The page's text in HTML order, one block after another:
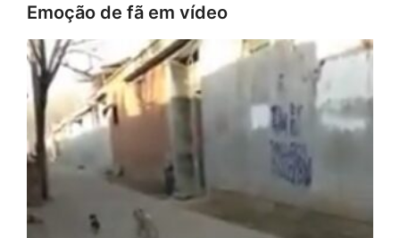
Emoção de fã em vídeo